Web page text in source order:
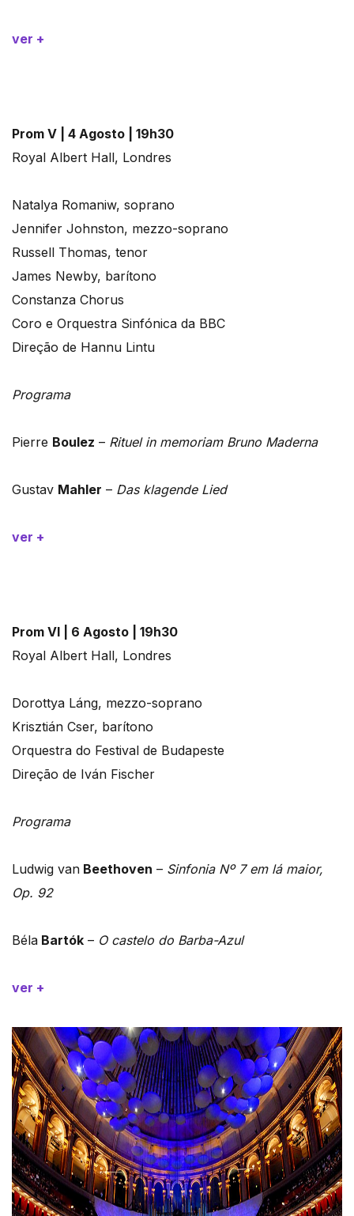
ver +
Prom V | 4 Agosto | 19h30
Royal Albert Hall, Londres
Natalya Romaniw, soprano
Jennifer Johnston, mezzo-soprano
Russell Thomas, tenor
James Newby, barítono
Constanza Chorus
Coro e Orquestra Sinfónica da BBC
Direção de Hannu Lintu
Programa
Pierre Boulez – Rituel in memoriam Bruno Maderna
Gustav Mahler – Das klagende Lied
ver +
Prom VI | 6 Agosto | 19h30
Royal Albert Hall, Londres
Dorottya Láng, mezzo-soprano
Krisztián Cser, barítono
Orquestra do Festival de Budapeste
Direção de Iván Fischer
Programa
Ludwig van Beethoven – Sinfonia Nº 7 em lá maior,
Op. 92
Béla Bartók – O castelo do Barba-Azul
ver +